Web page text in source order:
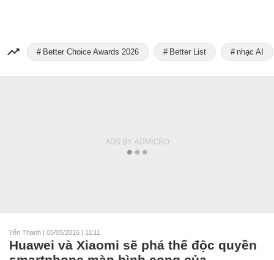
Better Choice Awards 2026 Better List nhạc AI
Yến Thanh | 05/05/2016 | 11:11
Huawei và Xiaomi sẽ phá thế độc quyền